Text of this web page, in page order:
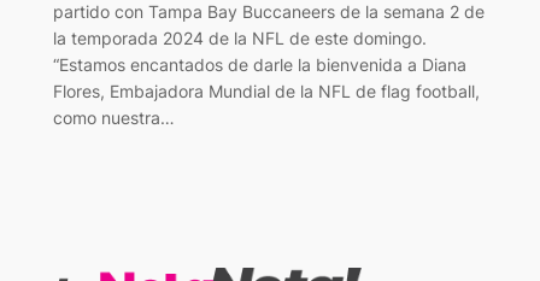
partido con Tampa Bay Buccaneers de la semana 2 de
la temporada 2024 de la NFL de este domingo.
“Estamos encantados de darle la bienvenida a Diana
Flores, Embajadora Mundial de la NFL de flag football,
como nuestra…